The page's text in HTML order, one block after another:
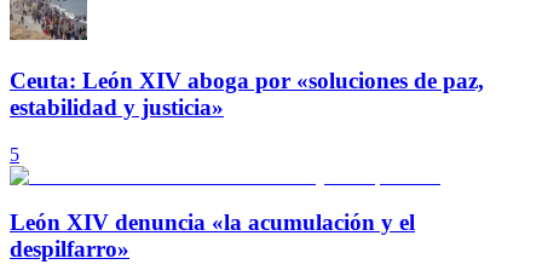
Ceuta: León XIV aboga por «soluciones de paz,
estabilidad y justicia»
5
León XIV denuncia «la acumulación y el
despilfarro»